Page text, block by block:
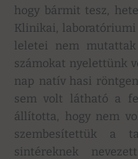
hogy bármit tesz,
Klinikai, laboratóriumi
leletei nem
számokat nyelettünk
nap natív hasi
sem volt látható a
állította, hogy nem
szembesítettük a
sintéreknek